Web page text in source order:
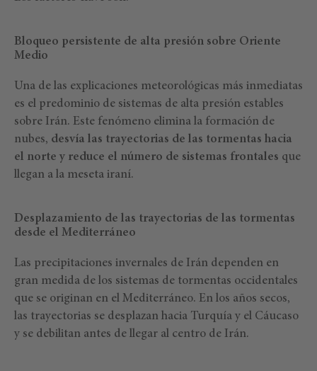
Bloqueo persistente de alta presión sobre Oriente
Medio
Una de las explicaciones meteorológicas más inmediatas
es el predominio de sistemas de alta presión estables
sobre Irán. Este fenómeno elimina la formación de
nubes, desvía las trayectorias de las tormentas hacia
el norte y reduce el número de sistemas frontales que
llegan a la meseta iraní.
Desplazamiento de las trayectorias de las tormentas
desde el Mediterráneo
Las precipitaciones invernales de Irán dependen en
gran medida de los sistemas de tormentas occidentales
que se originan en el Mediterráneo. En los años secos,
las trayectorias se desplazan hacia Turquía y el Cáucaso
y se debilitan antes de llegar al centro de Irán.